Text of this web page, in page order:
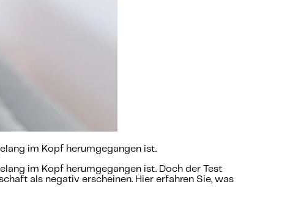
im Kopf herumgegangen ist.
im Kopf herumgegangen ist. Doch der Test
als negativ erscheinen. Hier erfahren Sie, was